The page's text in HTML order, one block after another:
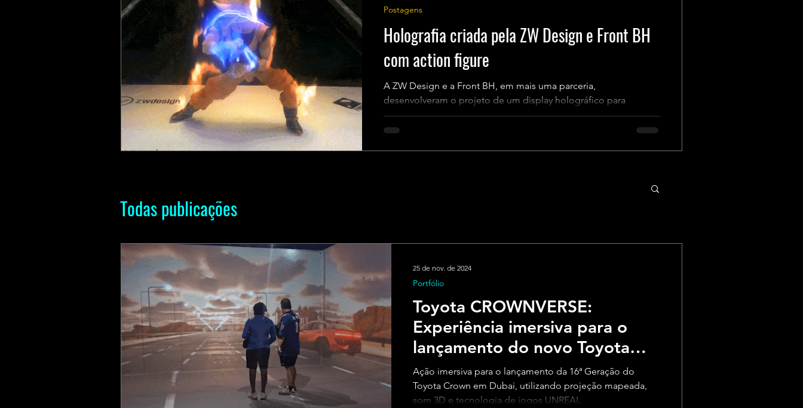
Holografia criada pela ZW Design e Front BH
com action figure
A ZW Design e a Front BH, em mais uma parceria,
desenvolveram o projeto de um display holográfico para
experimentos de novas formas de...
Postagens
Toyota CROWNVERSE:
Experiência imersiva para o
lançamento do novo Toyota
Crown
Ação imersiva para o lançamento da 16ª Geração do
Toyota Crown em Dubai, utilizando projeção mapeada,
som 3D e tecnologia de jogos UNREAL
Portfólio
25 de nov. de 2024
Todas publicações